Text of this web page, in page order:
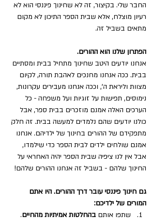
החבר שלי. בקיצור, זה לא שחינוך פיננסי הוא לא
רעיון מוצלח, אלא שבית הספר התיכון לא מקום
מתאים בשביל זה.
הפתרון שלנו הוא ההורים.
אנחנו יודעים היטב שחינוך מתחיל בבית ומסתיים
בבית. ככה אנחנו מחנכים לאהבת תורה, לקיום
מצוות וליראת ה', וככה אנחנו מעבירים עקרונות,
נימוסים, תפישות על זוגיות ועל משפחה - כל
הערכים האלה אמנם מוזכרים בבית ספר, אבל
כולנו יודעים שהם נלמדים למעשה בבית. זה חלק
מתפקידם של ההורים בחינוך של ילדיהם. אנחנו
אמנם שולחים ילדים לבית הספר כדי שילמדו,
אבל אין לנו ציפיה שבית הספר יהיה האחראי על
החינוך שלהם - בשביל זה אנחנו ההורים שלהם!
גם חינוך פיננסי עובר דרך ההורים. היו אתם
המורים של ילדיכם:
שתפו אותם בהחלטות אמיתיות מהחיים.